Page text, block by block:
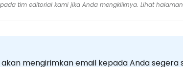
tim editorial kami jika Anda mengkliknya. Lihat halaman
mengirimkan email kepada Anda